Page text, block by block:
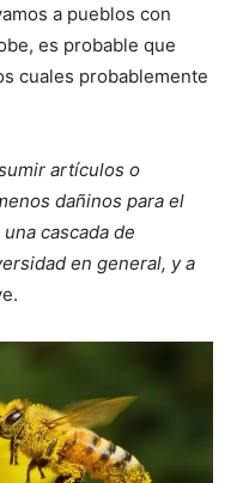
a pueblos con
es probable que
cuales probablemente
artículos o
dañinos para el
cascada de
en general, y a
.